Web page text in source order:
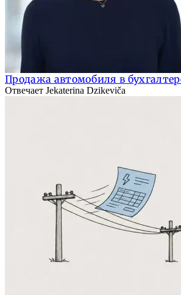
Продажа автомобиля в
Отвечает Jekaterina Dzikeviča